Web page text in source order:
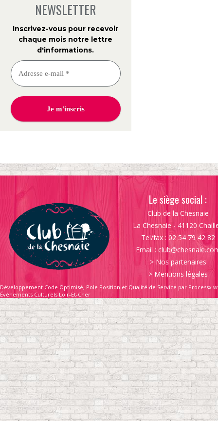
NEWSLETTER
Inscrivez-vous pour recevoir
chaque mois notre lettre
d'informations.
Le siège social :
Club de la Chesnaie
La Chesnaie - 41120
Tel/fax : 02 54 79 42 82
Email :
> Nos partenaires
> Mentions légales
Développement Code Optimisé, Pole Position et Qualité de Service par Processx
Événements Culturels Loir-Et-Cher